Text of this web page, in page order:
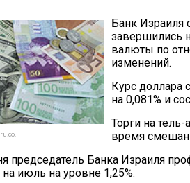
Банк Израиля
завершились
валюты по
изменений.
Курс доллара
на 0,081% и
Торги на
время
председатель Банка Израиля
на июль на уровне 1,25%.